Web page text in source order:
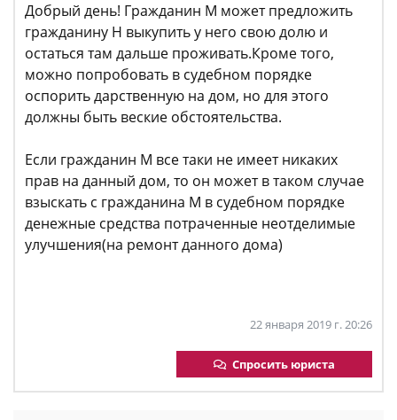
Добрый день! Гражданин М может предложить
гражданину Н выкупить у него свою долю и
остаться там дальше проживать.Кроме того,
можно попробовать в судебном порядке
оспорить дарственную на дом, но для этого
должны быть веские обстоятельства.
Если гражданин М все таки не имеет никаких
прав на данный дом, то он может в таком случае
взыскать с гражданина М в судебном порядке
денежные средства потраченные неотделимые
улучшения(на ремонт данного дома)
22 января 2019 г. 20:26
Спросить юриста